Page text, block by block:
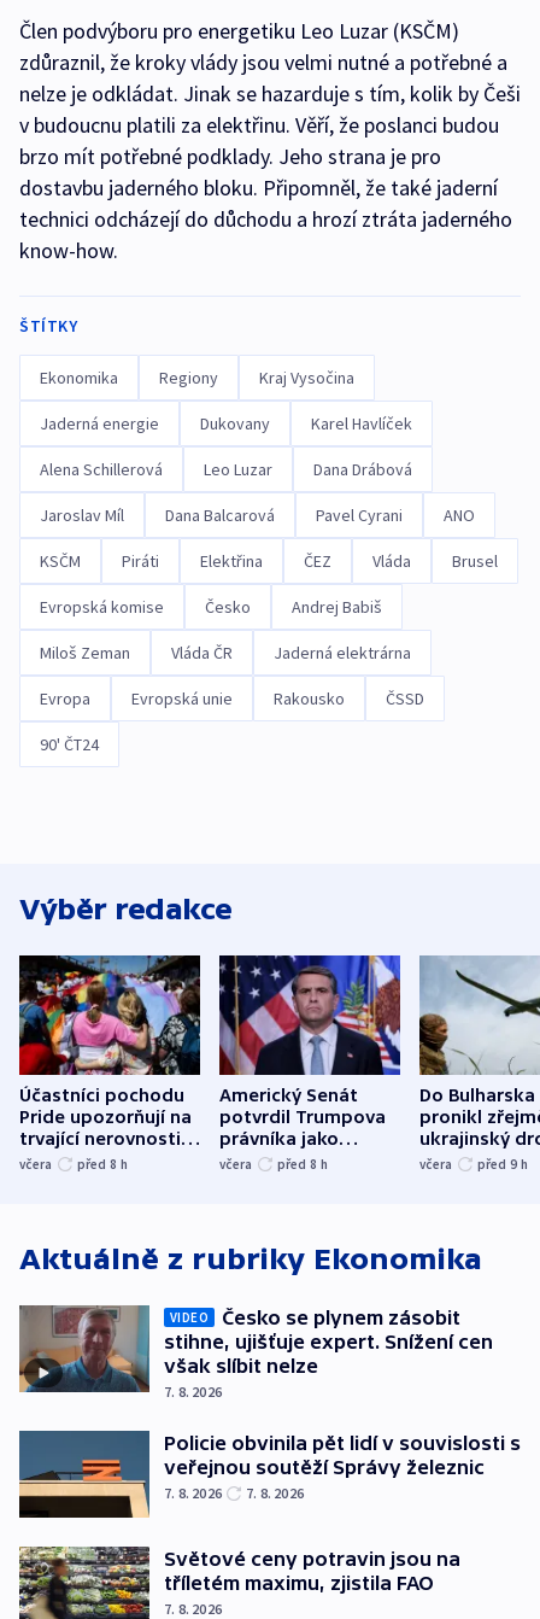
Člen podvýboru pro energetiku Leo Luzar (KSČM)
zdůraznil, že kroky vlády jsou velmi nutné a potřebné a
nelze je odkládat. Jinak se hazarduje s tím, kolik by Češi
v budoucnu platili za elektřinu. Věří, že poslanci budou
brzo mít potřebné podklady. Jeho strana je pro
dostavbu jaderného bloku. Připomněl, že také jaderní
technici odcházejí do důchodu a hrozí ztráta jaderného
know-how.
ŠTÍTKY
Ekonomika Regiony Kraj Vysočina
Jaderná energie Dukovany Karel Havlíček
Alena Schillerová Leo Luzar Dana Drábová
Jaroslav Míl Dana Balcarová Pavel Cyrani ANO
KSČM Piráti Elektřina ČEZ Vláda Brusel
Evropská komise Česko Andrej Babiš
Miloš Zeman Vláda ČR Jaderná elektrárna
Evropa Evropská unie Rakousko ČSSD
90' ČT24
Výběr redakce
Účastníci pochodu
Pride upozorňují na
trvající nerovnosti i
společenskou
včera před 8 h
Americký Senát
potvrdil Trumpova
právníka jako
ministra
včera před 8 h
Do Bulharska
pronikl
ukrajinský
explodoval
včera před 9 h
Aktuálně z rubriky Ekonomika
VIDEO
Česko se plynem zásobit
stihne, ujišťuje expert. Snížení cen
však slíbit nelze
7. 8. 2026
Policie obvinila pět lidí v souvislosti s
veřejnou soutěží Správy železnic
7. 8. 2026 7. 8. 2026
Světové ceny potravin jsou na
tříletém maximu, zjistila FAO
7. 8. 2026